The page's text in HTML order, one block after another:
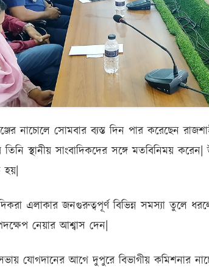
নাচোলে সোমবার ব্যস্ত দিন পার করেছেন
তিনি স্থানীয় সাংবাদিকদের সঙ্গে মতবিনিময়
হয়|
এলাকার জনগুরুত্বপূর্ণ বিভিন্ন সমস্যা তুলে
নেয়ার আশ্বাস দেন|
যোগদানের আগে দুপুরে বিভাগীয় কমিশনার